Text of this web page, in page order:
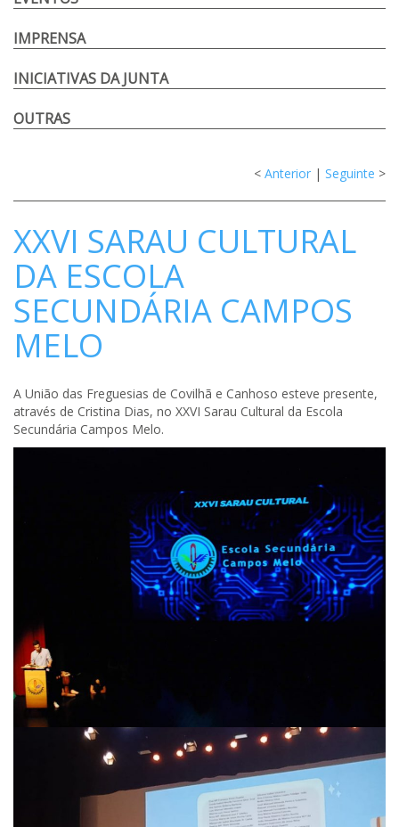
IMPRENSA
INICIATIVAS DA JUNTA
OUTRAS
< Anterior | Seguinte >
XXVI SARAU CULTURAL
DA ESCOLA
SECUNDÁRIA CAMPOS
MELO
A União das Freguesias de Covilhã e Canhoso esteve presente,
através de Cristina Dias, no XXVI Sarau Cultural da Escola
Secundária Campos Melo.